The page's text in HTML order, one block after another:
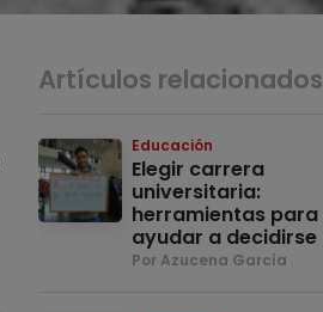
Artículos relacionados
Educación
Elegir carrera
universitaria:
herramientas para
ayudar a decidirse
Por Azucena García